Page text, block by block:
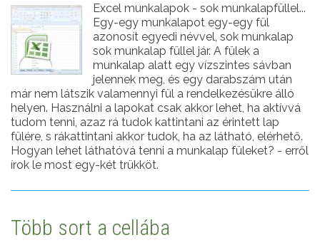
Excel munkalapok - sok munkalapfüllel...
Egy-egy munkalapot egy-egy fül
azonosít egyedi névvel, sok munkalap
sok munkalap füllel jár. A fülek a
munkalap alatt egy vízszintes sávban
jelennek meg, és egy darabszám után
már nem látszik valamennyi fül a rendelkezésükre álló
helyen. Használni a lapokat csak akkor lehet, ha aktívvá
tudom tenni, azaz rá tudok kattintani az érintett lap
fülére, s rákattintani akkor tudok, ha az látható, elérhető.
Hogyan lehet láthatóvá tenni a munkalap füleket? - erről
írok le most egy-két trükköt.
Több sort a cellába